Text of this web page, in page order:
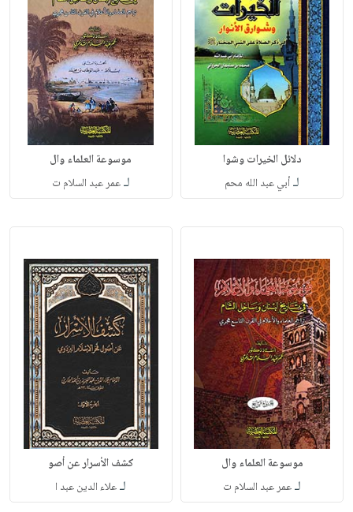
دلائل الخيرات وشوا
لـأبي عبد الله محم
موسوعة العلماء وال
لـعمر عبد السلام ت
موسوعة العلماء وال
لـعمر عبد السلام ت
كشف الأسرار عن أصو
لـعلاء الدين عبد ا